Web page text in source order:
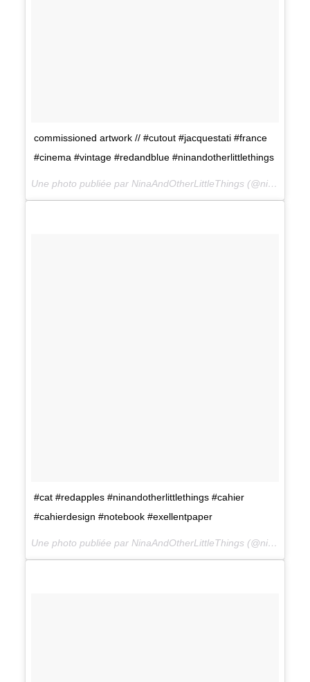
commissioned artwork // #cutout #jacquestati #france
#cinema #vintage #redandblue #ninandotherlittlethings
Une photo publiée par NinaAndOtherLittleThings (@ninaandotherlittlethings) le
#cat #redapples #ninandotherlittlethings #cahier
#cahierdesign #notebook #exellentpaper
Une photo publiée par NinaAndOtherLittleThings (@ninaandotherlittlethings) le